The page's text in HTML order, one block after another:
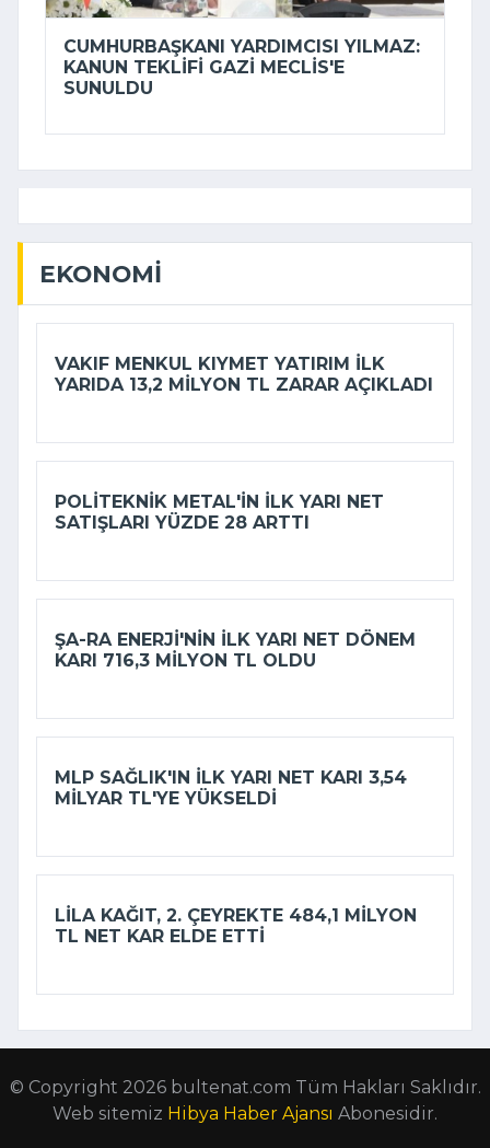
CUMHURBAŞKANI YARDIMCISI YILMAZ:
KANUN TEKLIFI GAZI MECLIS'E
SUNULDU
EKONOMI
VAKIF MENKUL KIYMET YATIRIM ILK
YARIDA 13,2 MILYON TL ZARAR AÇIKLADI
POLITEKNIK METAL'IN ILK YARI NET
SATIŞLARI YÜZDE 28 ARTTI
ŞA-RA ENERJI'NIN ILK YARI NET DÖNEM
KARI 716,3 MILYON TL OLDU
MLP SAĞLIK'IN ILK YARI NET KARI 3,54
MILYAR TL'YE YÜKSELDI
LILA KAĞIT, 2. ÇEYREKTE 484,1 MILYON
TL NET KAR ELDE ETTI
© Copyright 2026 bultenat.com Tüm Hakları Saklıdır.
Web sitemiz Hibya Haber Ajansı Abonesidir.